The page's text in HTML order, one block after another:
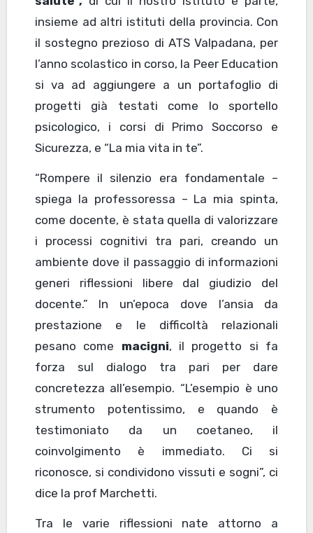
insieme ad altri istituti della provincia. Con
il sostegno prezioso di ATS Valpadana, per
l’anno scolastico in corso, la Peer Education
si va ad aggiungere a un portafoglio di
progetti già testati come lo sportello
psicologico, i corsi di Primo Soccorso e
Sicurezza, e “La mia vita in te”.
“Rompere il silenzio era fondamentale –
spiega la professoressa – La mia spinta,
come docente, è stata quella di valorizzare
i processi cognitivi tra pari, creando un
ambiente dove il passaggio di informazioni
generi riflessioni libere dal giudizio del
docente.” In un’epoca dove l’ansia da
prestazione e le difficoltà relazionali
pesano come macigni, il progetto si fa
forza sul dialogo tra pari per dare
concretezza all’esempio. “L’esempio è uno
strumento potentissimo, e quando è
testimoniato da un coetaneo, il
coinvolgimento è immediato. Ci si
riconosce, si condividono vissuti e sogni”, ci
dice la prof Marchetti.
Tra le varie riflessioni nate attorno a